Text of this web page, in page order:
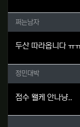
쩌는남자님
쩌는남자
두산 따라옵니다 ㅠ
정민대박님
정민대박
점수 왤케 안나냥..